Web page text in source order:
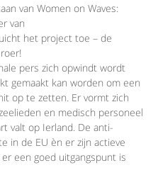
van Women on Waves:
van
het project toe – de
pers zich opwindt wordt
gemaakt kan worden om een
op te zetten. Er vormt zich
en medisch personeel
valt op Ierland. De anti-
in de EU èn er zijn actieve
een goed uitgangspunt is